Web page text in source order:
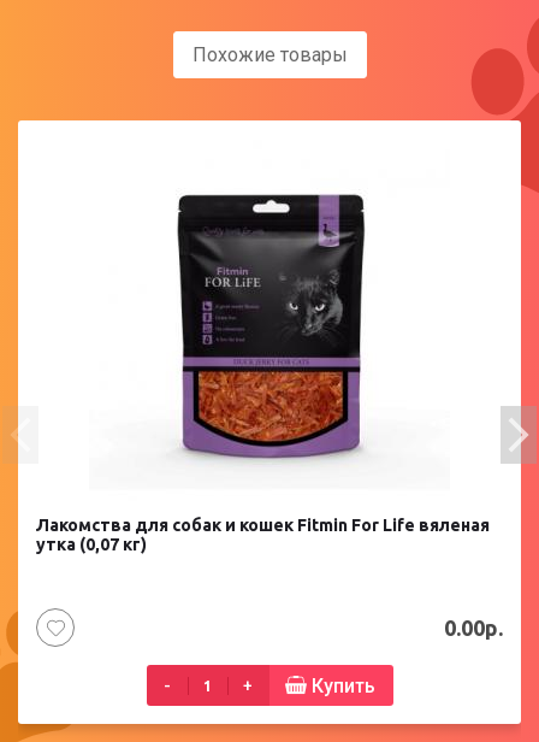
Похожие товары
Лакомства для собак и кошек Fitmin For Life вяленая
утка (0,07 кг)
0.00р.
- + Купить